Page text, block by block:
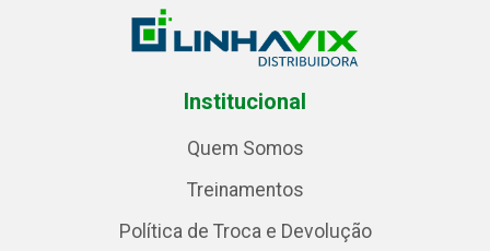
Institucional
Quem Somos
Treinamentos
Política de Troca e Devolução